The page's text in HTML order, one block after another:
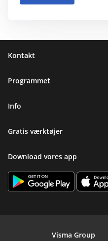
Sidefod
Kontakt
Programmet
Info
Gratis værktøjer
Download vores app
Visma Group